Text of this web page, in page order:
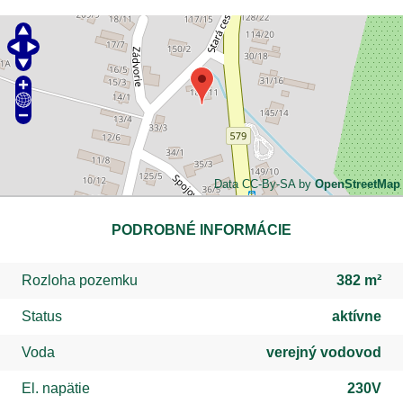
Data CC-By-SA byOpenStreetMap
PODROBNÉ INFORMÁCIE
Rozloha pozemku 382 m²
Status aktívne
Voda verejný vodovod
El. napätie 230V